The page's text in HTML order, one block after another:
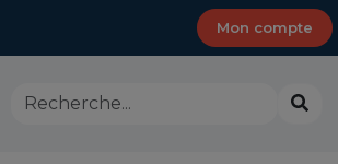
Mon compte
Rechercher
dans